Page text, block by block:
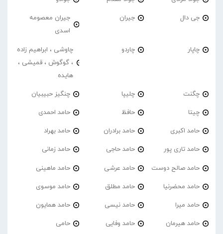
جی دال جیران
جیران معصومه
اسدی
چاپار چاردو
چاوشی ، ابراهیم زاده
، گوگوش ، قمیشی ،
هایده
چگنت چلیپا چنگیز حبیبیان
چیتا حافظ حامد احمدی
حامد اکبری حامد برادران حامد بهراد
حامد تاری پور حامد حاجی حامد زمانی
حامد صالح دوست حامد عرشی حامد ماهینی
حامد محضرنیا حامد مطلق حامد موسوی
حامد میرا حامد نیسی حامد همایون
حامد هیرمان حامد وفایی حامی